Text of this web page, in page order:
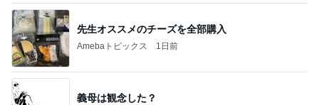
先生オススメのチーズを全部購入
Amebaトピックス 1日前
義母は観念した？